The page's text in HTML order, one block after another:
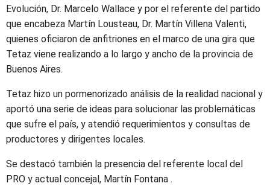
Evolución, Dr. Marcelo Wallace y por el referente del partido
que encabeza Martín Lousteau, Dr. Martín Villena Valenti,
quienes oficiaron de anfitriones en el marco de una gira que
Tetaz viene realizando a lo largo y ancho de la provincia de
Buenos Aires.
Tetaz hizo un pormenorizado análisis de la realidad nacional y
aportó una serie de ideas para solucionar las problemáticas
que sufre el país, y atendió requerimientos y consultas de
productores y dirigentes locales.
Se destacó también la presencia del referente local del
PRO y actual concejal, Martín Fontana .